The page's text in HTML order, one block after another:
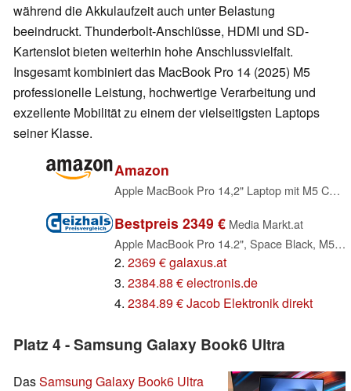
während die Akkulaufzeit auch unter Belastung
beeindruckt. Thunderbolt-Anschlüsse, HDMI und SD-
Kartenslot bieten weiterhin hohe Anschlussvielfalt.
Insgesamt kombiniert das MacBook Pro 14 (2025) M5
professionelle Leistung, hochwertige Verarbeitung und
exzellente Mobilität zu einem der vielseitigsten Laptops
seiner Klasse.
Amazon
Apple MacBook Pro 14,2" Laptop mit M5 Chip mit 10-Core CPU und 10-Core GPU: Entwickelt für Apple Intelligence, Liquid Retina XDR Display, 16 GB gemeinsamer Arbeitsspeicher, 512 GB SSD Speicher; Silber
Bestpreis 2349 € Media Markt.at
Apple MacBook Pro 14.2", Space Black, M5 - 10 Core CPU / 10 Core GPU, 32GB RAM, 1TB SSD, DE [2025] (Z1KH / Z1KJ / Z1KK)
2. 2369 € galaxus.at
3. 2384.88 € electronis.de
4. 2384.89 € Jacob Elektronik direkt
Platz 4 - Samsung Galaxy Book6 Ultra
DasSamsung Galaxy Book6 Ultra